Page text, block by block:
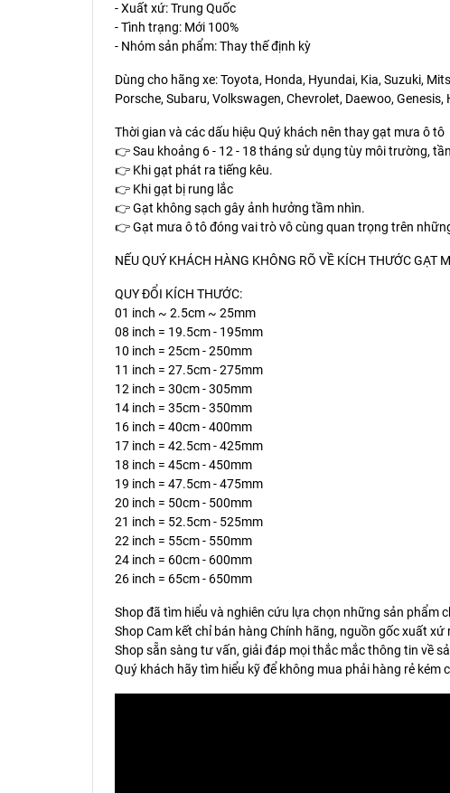
- Xuất xứ: Trung Quốc
- Tình trạng: Mới 100%
- Nhóm sản phẩm: Thay thế định kỳ
Dùng cho hãng xe: Toyota, Honda, Hyundai, Kia, Suzuki,
Porsche, Subaru, Volkswagen, Chevrolet, Daewoo, Genesis,
Thời gian và các dấu hiệu Quý khách nên thay gạt mưa ô tô
👉 Sau khoảng 6 - 12 - 18 tháng sử dụng tùy môi trường,
👉 Khi gạt phát ra tiếng kêu.
👉 Khi gạt bị rung lắc
👉 Gạt không sạch gây ảnh hưởng tầm nhìn.
👉 Gạt mưa ô tô đóng vai trò vô cùng quan trọng trên
NẾU QUÝ KHÁCH HÀNG KHÔNG RÕ VỀ KÍCH THƯỚC
QUY ĐỔI KÍCH THƯỚC:
01 inch ~ 2.5cm ~ 25mm
08 inch = 19.5cm - 195mm
10 inch = 25cm - 250mm
11 inch = 27.5cm - 275mm
12 inch = 30cm - 305mm
14 inch = 35cm - 350mm
16 inch = 40cm - 400mm
17 inch = 42.5cm - 425mm
18 inch = 45cm - 450mm
19 inch = 47.5cm - 475mm
20 inch = 50cm - 500mm
21 inch = 52.5cm - 525mm
22 inch = 55cm - 550mm
24 inch = 60cm - 600mm
26 inch = 65cm - 650mm
Shop đã tìm hiểu và nghiên cứu lựa chọn những sản phẩm
Shop Cam kết chỉ bán hàng Chính hãng, nguồn gốc xuất xứ
Shop sẵn sàng tư vấn, giải đáp mọi thắc mắc thông tin về
Quý khách hãy tìm hiểu kỹ để không mua phải hàng rẻ kém